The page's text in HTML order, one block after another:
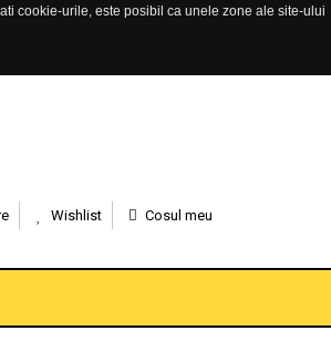
cookie-urile, este posibil ca unele zone ale site-ului
Wishlist Cosul meu